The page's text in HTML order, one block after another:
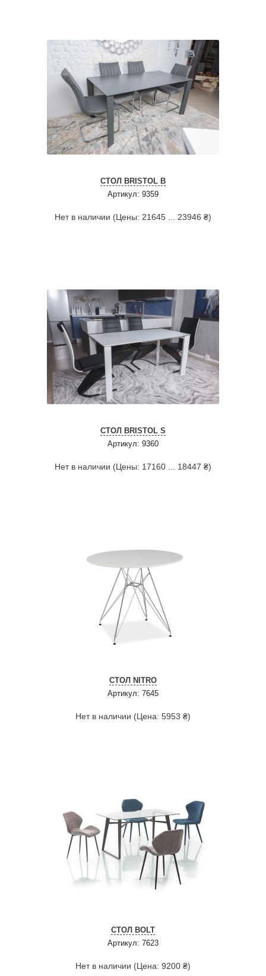
СТОЛ BRISTOL B
Артикул: 9359
Нет в наличии (Цены: 21645 ... 23946 ₴)
СТОЛ BRISTOL S
Артикул: 9360
Нет в наличии (Цены: 17160 ... 18447 ₴)
СТОЛ NITRO
Артикул: 7645
Нет в наличии (Цена: 5953 ₴)
СТОЛ BOLT
Артикул: 7623
Нет в наличии (Цена: 9200 ₴)